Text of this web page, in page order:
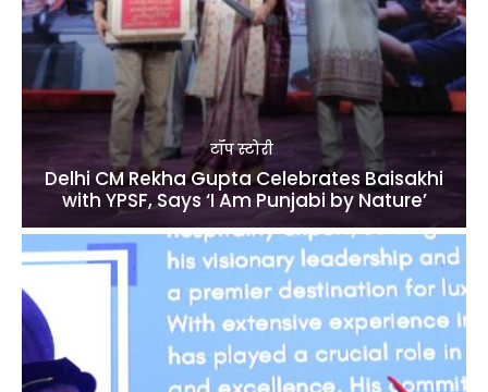
टॉप स्टोरी
Delhi CM Rekha Gupta Celebrates Baisakhi
with YPSF, Says ‘I Am Punjabi by Nature’